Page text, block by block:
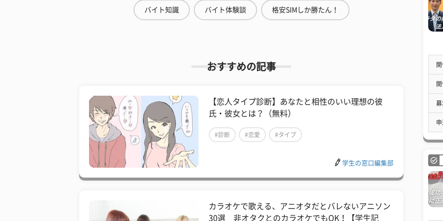
バイト知識 バイト体験談 格安SIMしか勝たん！
おすすめの記事
【恋人タイプ診断】あなたと相性のいい理想の彼
氏・彼女とは？（無料）
#診断 #恋愛 #タイプ
学生の窓口編集部
カラオケで歌える、アニオタだとバレないアニソン
30選 非オタクとのカラオケでもOK！【学生記
募